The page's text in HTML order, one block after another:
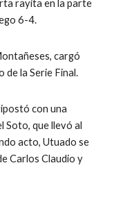
rayita en la parte
6-4.
cargó
de la Serie Final.
con una
Soto, que llevó al
acto, Utuado se
Carlos Claudio y